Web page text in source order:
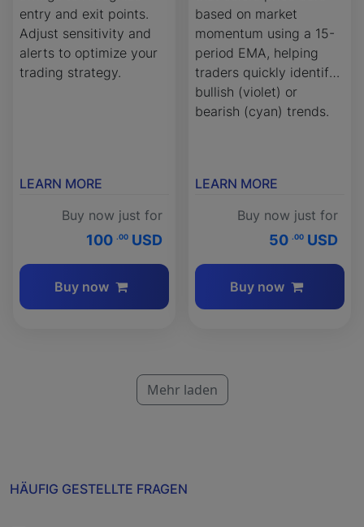
entry and exit points.
Adjust sensitivity and
alerts to optimize your
trading strategy.
LEARN MORE
Buy now just for
100 .00 USD
Buy now
based on market
momentum using a 15-
period EMA, helping
traders quickly identify
bullish (violet) or
bearish (cyan) trends.
LEARN MORE
Buy now just for
50 .00 USD
Buy now
Mehr laden
HÄUFIG GESTELLTE FRAGEN